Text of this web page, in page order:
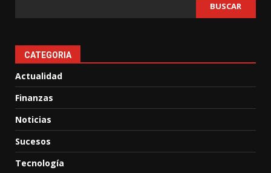
BUSCAR
CATEGORIA
Actualidad
Finanzas
Noticias
Sucesos
Tecnología